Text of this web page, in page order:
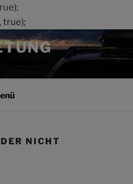
true);
NICHT